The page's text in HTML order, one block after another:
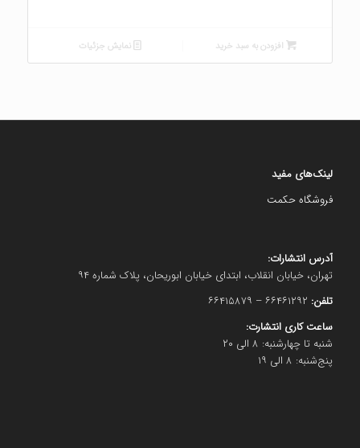
افزودن به سبد خرید نمایش جزئیات
لینک‌های مفید
فروشگاه حکمت
آدرس انتشارات:
تهران، خیابان انقلاب، ابتدای خیابان ابوریحان، پلاک شماره ۹۴
تلفن:
ساعت کاری انتشارت:
شنبه تا چهارشنبه: ۸ الی ۲۰
پنج‌شنبه: ۸ الی ۱۹